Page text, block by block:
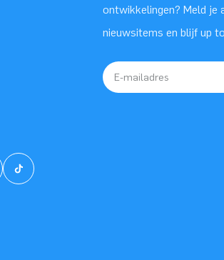
ontwikkelingen? Meld je
nieuwsitems en blijf up
E-mailadres